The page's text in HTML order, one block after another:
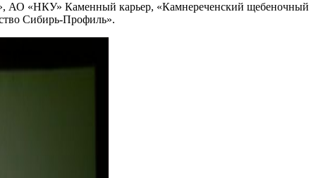
АО «НКУ» Каменный карьер, «Камнереченский щебеночный
Сибирь-Профиль».